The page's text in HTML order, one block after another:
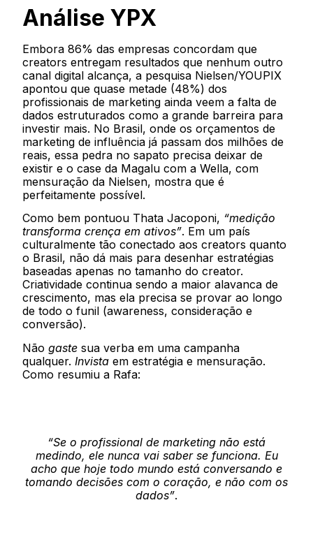
Análise YPX
Embora 86% das empresas concordam que
creators entregam resultados que nenhum outro
canal digital alcança, a pesquisa Nielsen/YOUPIX
apontou que quase metade (48%) dos
profissionais de marketing ainda veem a falta de
dados estruturados como a grande barreira para
investir mais. No Brasil, onde os orçamentos de
marketing de influência já passam dos milhões de
reais, essa pedra no sapato precisa deixar de
existir e o case da Magalu com a Wella, com
mensuração da Nielsen, mostra que é
perfeitamente possível.
Como bem pontuou Thata Jacoponi, “medição
transforma crença em ativos”. Em um país
culturalmente tão conectado aos creators quanto
o Brasil, não dá mais para desenhar estratégias
baseadas apenas no tamanho do creator.
Criatividade continua sendo a maior alavanca de
crescimento, mas ela precisa se provar ao longo
de todo o funil (awareness, consideração e
conversão).
Nãogastesua verba em uma campanha
qualquer. Invistaem estratégia e mensuração.
Como resumiu a Rafa:
“Se o profissional de marketing não está
medindo, ele nunca vai saber se funciona. Eu
acho que hoje todo mundo está conversando e
tomando decisões com o coração, e não com os
dados”.